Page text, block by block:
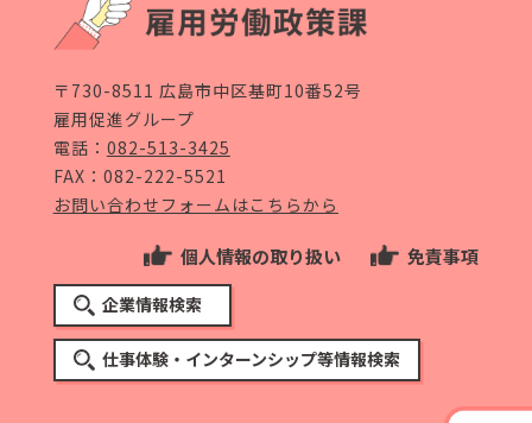
〒730-8511 広島市中区基町10番52号
雇用促進グループ
電話： 082-513-3425
FAX：082-222-5521
お問い合わせフォームはこちらから
個人情報の取り扱い 免責事項
企業情報検索
仕事体験・インターンシップ等情報検索